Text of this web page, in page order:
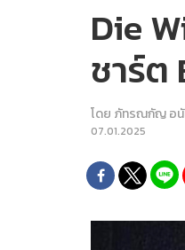
Die
ชาร์ต
โดย ภัทรณกัญ อนั
07.01.2025